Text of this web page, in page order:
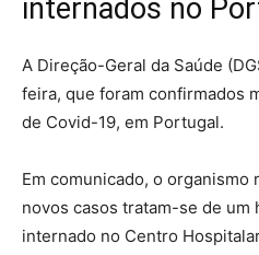
internados no
A Direção-Geral da Saúde
feira, que foram confirmados
de Covid-19, em Portugal.
Em comunicado, o organismo
novos casos tratam-se de um
internado no Centro